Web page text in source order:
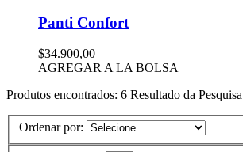
Panti Confort
$34.900,00
AGREGAR A LA BOLSA
Produtos encontrados: 6 Resultado da
Ordenar por: